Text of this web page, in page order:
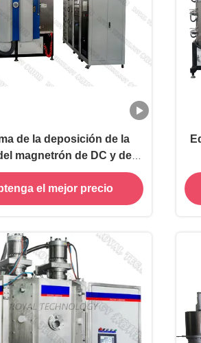
de la deposición de la
magnetrón de DC y de la
intermedia, farfulla de
máquina de la
del oro del Au
el mejor precio